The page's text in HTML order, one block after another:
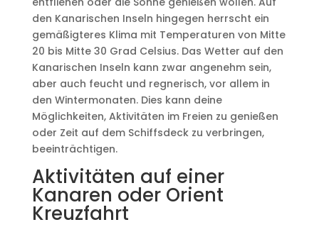
den Kanarischen Inseln hingegen herrscht ein
gemäßigteres Klima mit Temperaturen von Mitte
20 bis Mitte 30 Grad Celsius. Das Wetter auf den
Kanarischen Inseln kann zwar angenehm sein,
aber auch feucht und regnerisch, vor allem in
den Wintermonaten. Dies kann deine
Möglichkeiten, Aktivitäten im Freien zu genießen
oder Zeit auf dem Schiffsdeck zu verbringen,
beeinträchtigen.
Aktivitäten auf einer
Kanaren oder Orient
Kreuzfahrt